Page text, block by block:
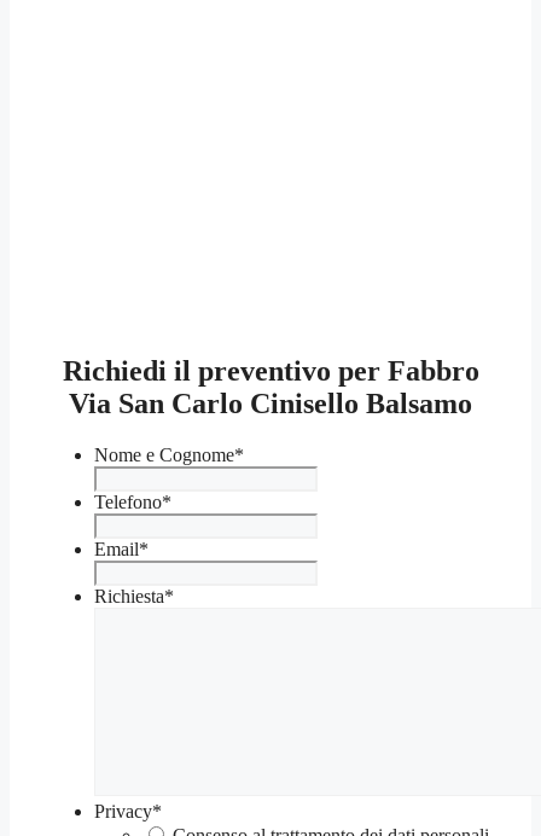
Richiedi il preventivo per Fabbro
Via San Carlo Cinisello Balsamo
Nome e Cognome*
Telefono*
Email*
Richiesta*
Privacy*